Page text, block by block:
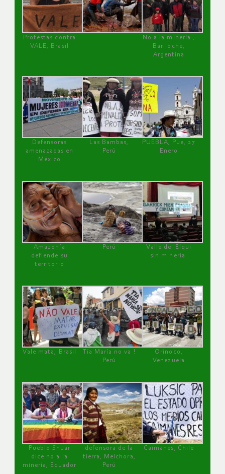
Protestas contra
VALE, Brasil
No a la minería ,
Bariloche,
Argentina
Defensoras
amenazadas en
México
Las Bambas,
Perú
PUEBLA, Pue, 27
Enero
Amazonía
defiende su
territorio
Perú
Valle del Elqui
sin minería.
Vale mata, Brasil
Tía María no va !
Perú
Orinoco,
Venezuela
Pueblo Shuar
dice no a la
minería, Ecuador
defensora de la
tierra, Melchora,
Perú
Caimanes, Chile